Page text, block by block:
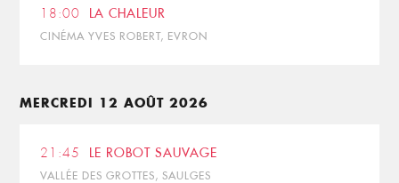
18:00 LA CHALEUR
CINÉMA YVES ROBERT, EVRON
MERCREDI 12 AOÛT 2026
21:45 LE ROBOT SAUVAGE
VALLÉE DES GROTTES, SAULGES